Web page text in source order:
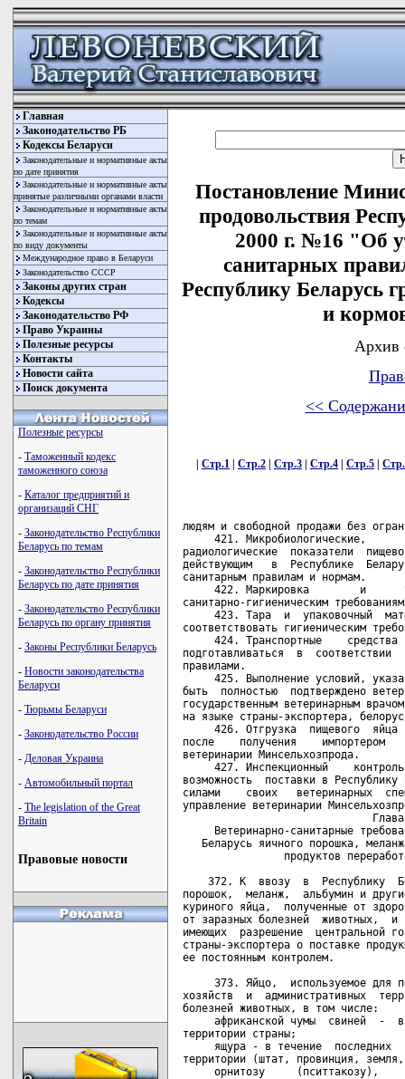
Главная
Законодательство РБ
Кодексы Беларуси
Законодательные и нормативные акты
по дате принятия
Законодательные и нормативные акты
принятые различными органами власти
Законодательные и нормативные акты
по темам
Законодательные и нормативные акты
по виду документы
Международное право в Беларуси
Законодательство СССР
Законы других стран
Кодексы
Законодательство РФ
Право Украины
Полезные ресурсы
Контакты
Новости сайта
Поиск документа
Полезные ресурсы
- Таможенный кодекс
таможенного союза
- Каталог предприятий и
организаций СНГ
- Законодательство Республики
Беларусь по темам
- Законодательство Республики
Беларусь по дате принятия
- Законодательство Республики
Беларусь по органу принятия
- Законы Республики Беларусь
- Новости законодательства
Беларуси
- Тюрьмы Беларуси
- Законодательство России
- Деловая Украина
- Автомобильный портал
- The legislation of the Great
Britain
Правовые новости
Постановление
продовольствия
2000 г. №16 "Об
санитарных
Республику Беларусь
и
Архив
<<
Стр.1 Стр.2 Стр.3 Стр.4 Стр.5
людям и свободной продажи без ограничений.
     421. Микробиологические,       химико-токсикологические       и
радиологические  показатели  пищевого  яйца  должны  соответствовать
действующим   в  Республике  Беларусь  ветеринарным  требованиям   и
санитарным правилам и нормам.
     422. Маркировка        и      упаковка    должны       отвечать
санитарно-гигиеническим требованиям страны-экспортера.
     423. Тара  и  упаковочный  материал  должны быть одноразовыми и
соответствовать гигиеническим требованиям.
     424. Транспортные    средства    должны    обрабатываться     и
подготавливаться  в  соответствии  с  принятыми  в стране-экспортере
правилами.
     425. Выполнение условий, указанных в настоящих Правилах, должно
быть  полностью  подтверждено ветеринарным сертификатом, подписанным
государственным ветеринарным врачом страны-экспортера и составленным
на языке страны-экспортера, белорусском или русском языке.
     426. Отгрузка  пищевого  яйца  должна  быть  произведена только
после    получения    импортером   разрешения  Главного   управления
ветеринарии Минсельхозпрода.
     427. Инспекционный    контроль  и  аттестацию  предприятий   на
возможность  поставки в Республику Беларусь экспортируемой продукции
силами    своих   ветеринарных  специалистов  осуществляет   Главное
управление ветеринарии Минсельхозпрода.
                              Глава 34
     Ветеринарно-санитарные требования при импорте в Республику
   Беларусь яичного порошка, меланжа, альбумина и других пищевых
                продуктов переработки куриного яйца

    372. К  ввозу  в  Республику  Беларусь должны допускаться яичный
порошок,  меланж,  альбумин и другие  пищевые  продукты  переработки
куриного яйца,  полученные от здоровой птицы из хозяйств,  свободных
от заразных болезней  животных,  и  произведенные  на  предприятиях,
имеющих  разрешение  центральной государственной ветеринарной службы
страны-экспортера о поставке продукции на экспорт и находящихся  под
ее постоянным контролем.

     373. Яйцо,  используемое для переработки, должно происходить из
хозяйств  и  административных  территорий,  свободных  от   заразных
болезней животных, в том числе:
     африканской чумы  свиней  -  в  течение  последних  3  лет   на
территории страны;
     ящура - в течение  последних  12  месяцев  на  административной
территории (штат, провинция, земля, округ и пр.);
     орнитозу     (пситтакозу),    парамиксовирусной       инфекции,
инфекционному    бронхиту    кур,   инфекционному   ларинготрахеиту,
инфекционному энцефаломиелиту,  болезни Ньюкасла, гриппу (чуме) птиц
-  в  течение  последних  12  месяцев на административной территории
(штат, провинция, земля, округ и пр.).

     374. Родительское   стадо   кур   должно    быть    исследовано
серологически  пуллорозным антигеном - положительно реагирующих птиц
не должно быть выявлено.

     375. К ввозу  в  Республику  Беларусь  не  допускаются  пищевая
продукция из яиц:
     имеющих  измененные  органолептические показатели или нарушения
целостности упаковки;
     обсемененная    сальмонеллами    или    возбудителями    других
бактериальных инфекций;
     обработанная  химическими  веществами,  ионизирующим облучением
или ультрафиолетовыми лучами;
     содержащая    натуральные    или   синтетические   эстрогенные,
гормональные  вещества,  тиреостатические  препараты,   антибиотики,
пестициды и другие медикаментозные средства.

     376. Поставляемые продукты из яиц или с содержанием яиц  должны
быть   подвергнуты   процессу   переработки,  в  результате  которой
гарантируется отсутствие жизнеспособной патогенной флоры.

     377. Пищевая продукция из яиц должна  быть  признана  пригодной
компетентной    государственной    службой   страны-экспортера   для
употребления в пищу людям и свободной продаже без ограничений.

     378. Микробиологические,       химико-токсикологические       и
радиологические   показатели   пищевой   продукции   из  яиц  должны
соответствовать  действующим  в  государстве   Республика   Беларусь
ветеринарным требованиям и санитарным правилам и нормам.

     379. Тара  и  упаковочный  материал  должны быть одноразовыми и
соответствовать гигиеническим требованиям.

     380. Транспортные    средства    должны    обрабатываться     и
подготавливаться  в  соответствии  с  принятыми  в стране-экспортере
правилами.

     381. Выполнение условий, указанных в настоящих правилах, должно
быть  полностью подтверждено ветеринарным сертификатом,  подписанным
государственным ветеринарным врачом страны-экспортера и составленным
на языке страны-экспортера, белорусском или русском языках.

     382. Отгрузка  продукции  из яиц в Республику Беларусь возможна
только после получения  импортером  разрешения  Главного  управления
ветеринарии Минсельхозпрода Республики Беларусь.

     383. Инспекционный  контроль  птицеводческих хозяйств,  а также
проведение   аттестации   птицеперерабатывающих    предприятий    на
возможность  поставки экспортируемой продукции в Республику Беларусь
силами  своих   ветеринарных   специалистов   осуществляет   Главное
управление ветеринарии Минсельхозпрода Республики Беларусь.

                              Глава 35
     Ветеринарно-санитарные требования при импорте в Республику
 Беларусь кормов и кормовых добавок животного происхождения, в том
                       числе из птицы и рыбы

    384. К ввозу в Республику Беларусь должны  допускаться  корма  и
кормовые    добавки,   предназначенные   для   кормления   животных,
изготовленные  на  предприятиях,  имеющих   разрешение   центральной
государственной  ветеринарной  службы  страны-экспортера  о поставке
продукции на экспорт и  находящихся  под  ее  постоянным  контролем.
Корма  и  кормовые  добавки  должны  быть  получены из свежего сырья
животных  и  птиц,  происходящих  из  хозяйств  и   административных
территорий,  свободных  от заразных болезней животных (птиц),  в том
числе:
     губкообразной  энцефалопатии  крупного  рогатого скота и скрепи
овец -  на  территории  страны,  в   соответствии   с   требованиями
"Международного      ветеринарного      кодекса"      Международного
эпизоотического бюро (МЭБ);
     африканской   чумы  свиней,  африканской  чумы  лошадей,   чумы
верблюдов и чумы крупного рогатого скота - в течение последних 3 лет
на территории страны;
     классической чумы свиней, ящура, оспы овец и коз и инфекционной
плевропневмонии крупного  рогатого  скота  -  в течение последних 12
месяцев на административной территории;
     сибирской  язвы,  бруцеллеза,  лептоспироза,  болезни   Ауески,
анаэробных инфекций - в течение последних 3  месяцев  на  территории
хозяйства.

     385. Для производства кормов не должна использоваться говядина,
баранина,  субпродукты,  мясная и мясокостная мука или другое сырье,
полученные  из  стран неблагополучных по губкообразной энцефалопатии
крупного рогатого скота и скрепи овец, в соответствии с требованиями
"Международного      ветеринарного      кодекса",     Международного
эпизоотического бюро.

     386. Сырье  для  приготовления  кормов   должно   быть   только
боенского       происхождения      и      подлежит      послеубойной
ветеринарно-санитарной   экспертизе,   проводимой    государственной
ветеринарной службой страны-экспортера.

     387. Сырье  должно быть обработано при температуре не ниже плюс
133 градусов Цельсия (271,4 градусов по  Фаренгейту),  не  менее  20
минут  при  давлении  3 бар (42,824 фунта на квадратный см) или было
обработано   согласно   альтернативной    системе    термообработки,
утвержденной   центральной   государственной   ветеринарной  службой
страны-экспортера и  дающей  соответствующие  гарантии  в  отношении
установленного микробиологического стандарта.

     388. Корма  и  кормовые добавки не должны содержать сальмонелл,
ботулинического токсина энтеропатогенную  и  анаэробную  микрофлору.
Общая бактериальная обсемененность не должна превышать 500 тыс. м.к.
в  1  г.,  что  должно   быть   подтверждено   данным   лабораторных
исследований,   о   чем   производится   соответствующая   запись  в
ветеринарном сертификате.

     389. Тара и упаковочный материал  должны  быть  одноразовыми  и
соответствовать гигиеническим требованиям.

     390. Транспортные     средства    должны    обрабатываться    и